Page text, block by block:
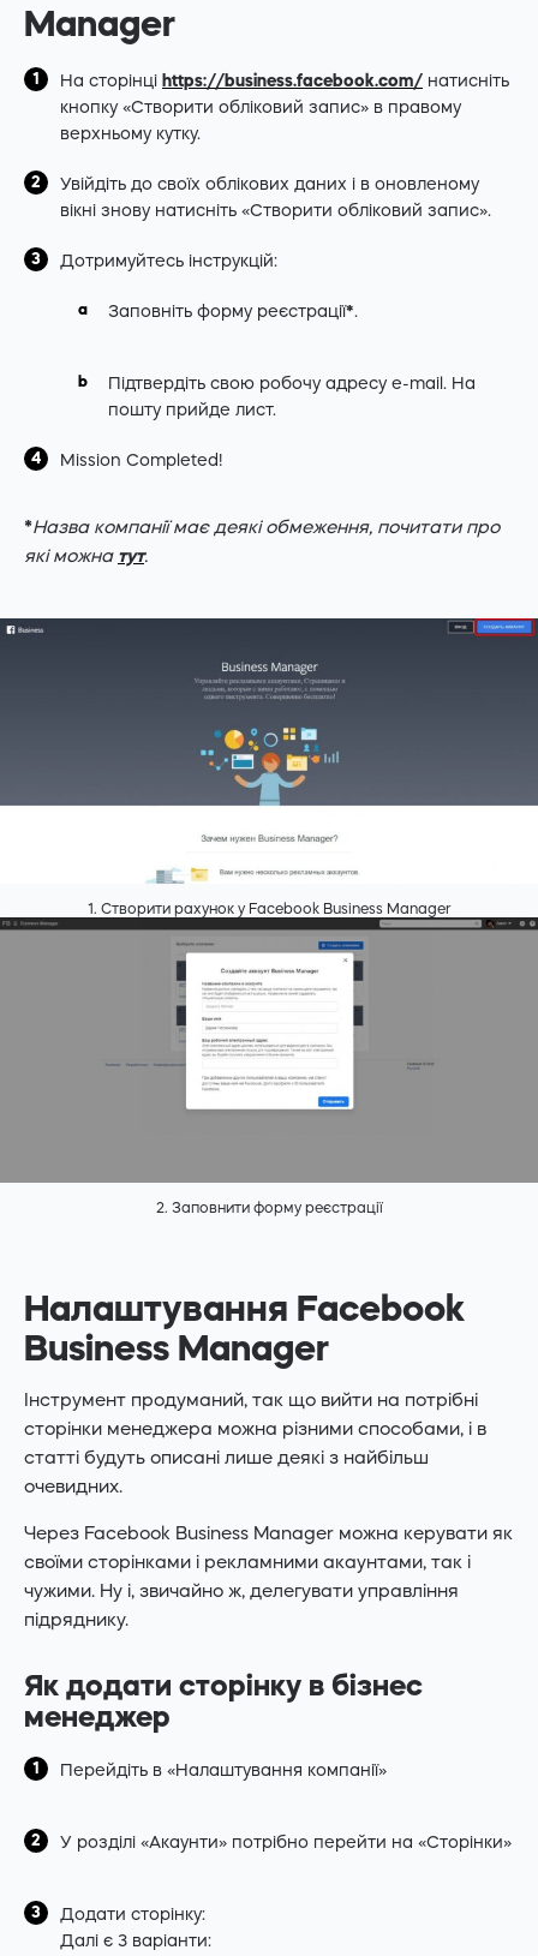
Manager
На сторінці https://business.facebook.com/ натисніть
кнопку «Створити обліковий запис» в правому
верхньому кутку.
Увійдіть до своїх облікових даних і в оновленому
вікні знову натисніть «Створити обліковий запис».
Дотримуйтесь інструкцій:
Заповніть форму реєстрації*.
Підтвердіть свою робочу адресу e-mail. На
пошту прийде лист.
Mission Completed!
*Назва компанії має деякі обмеження, почитати про
які можна тут.
1. Створити рахунок у Facebook Business Manager
2. Заповнити форму реєстрації
Налаштування Facebook
Business Manager
Інструмент продуманий, так що вийти на потрібні
сторінки менеджера можна різними способами, і в
статті будуть описані лише деякі з найбільш
очевидних.
Через Facebook Business Manager можна керувати як
своїми сторінками і рекламними акаунтами, так і
чужими. Ну і, звичайно ж, делегувати управління
підряднику.
Як додати сторінку в бізнес
менеджер
Перейдіть в «Налаштування компанії»
У розділі «Акаунти» потрібно перейти на «Сторінки»
Додати сторінку:
Далі є 3 варіанти: